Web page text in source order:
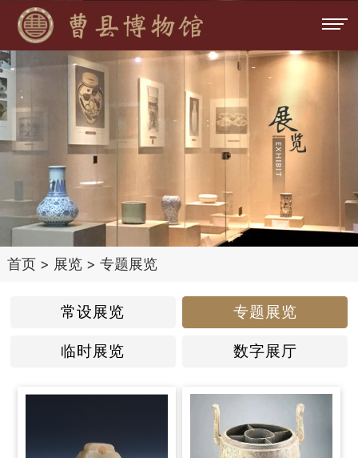
首页> 展览> 专题展览
常设展览 专题展览
临时展览 数字展厅